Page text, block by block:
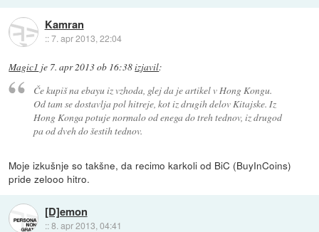
Kamran
::7. apr 2013, 22:04
Magic1 je 7. apr 2013 ob 16:38izjavil:
Če kupiš na ebayu iz vzhoda, glej da je artikel v Hong Kongu.
Od tam se dostavlja pol hitreje, kot iz drugih delov Kitajske. Iz
Hong Konga potuje normalo od enega do treh tednov, iz drugod
pa od dveh do šestih tednov.
Moje izkušnje so takšne, da recimo karkoli od BiC (BuyInCoins)
pride zelooo hitro.
[D]emon
::8. apr 2013, 04:41